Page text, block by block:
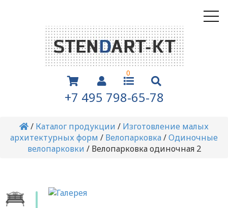
0
+7 495 798-65-78
/ Каталог продукции / Изготовление малых
архитектурных форм / Велопарковка/Одиночные
велопарковки / Велопарковка одиночная 2